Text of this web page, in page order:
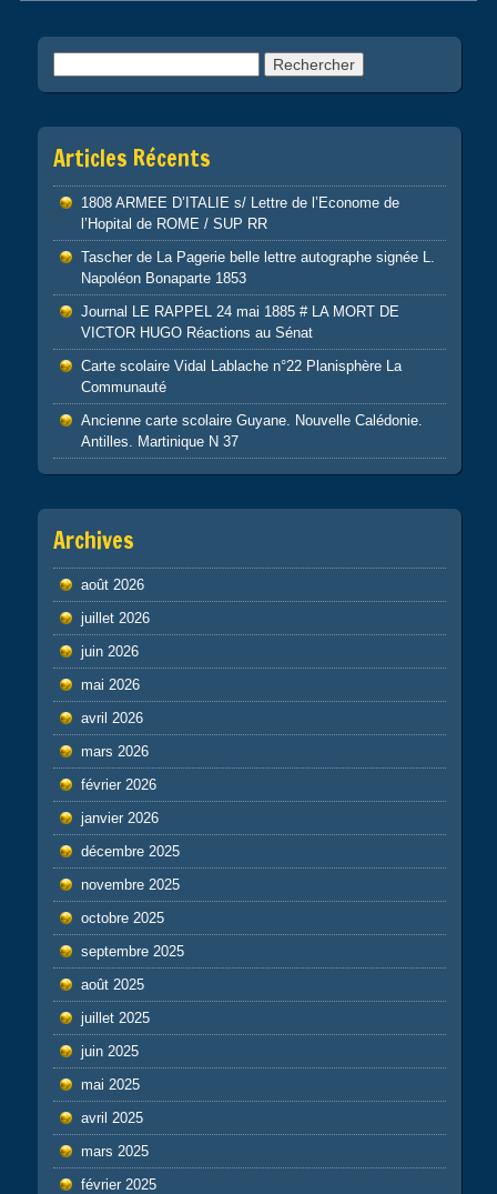
Post navigation
Articles Récents
1808 ARMEE D’ITALIE s/ Lettre de l’Econome de
l’Hopital de ROME / SUP RR
Tascher de La Pagerie belle lettre autographe signée L.
Napoléon Bonaparte 1853
Journal LE RAPPEL 24 mai 1885 # LA MORT DE
VICTOR HUGO Réactions au Sénat
Carte scolaire Vidal Lablache n°22 Planisphère La
Communauté
Ancienne carte scolaire Guyane. Nouvelle Calédonie.
Antilles. Martinique N 37
Archives
août 2026
juillet 2026
juin 2026
mai 2026
avril 2026
mars 2026
février 2026
janvier 2026
décembre 2025
novembre 2025
octobre 2025
septembre 2025
août 2025
juillet 2025
juin 2025
mai 2025
avril 2025
mars 2025
février 2025